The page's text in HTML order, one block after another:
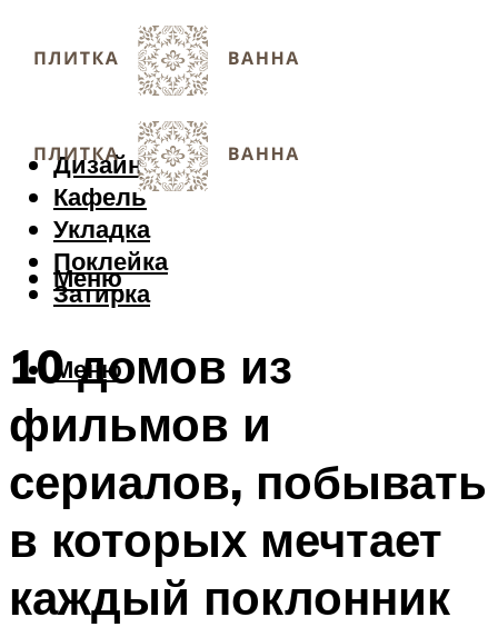
Дизайн
Кафель
Укладка
Поклейка
Затирка
Меню
Меню
10 домов из
фильмов и
сериалов, побывать
в которых мечтает
каждый поклонник